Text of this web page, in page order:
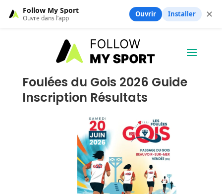
Foulées du Gois 2026 Guide
Inscription Résultats
Follow My Sport
Ouvre dans l’app Ouvrir Installer ✕